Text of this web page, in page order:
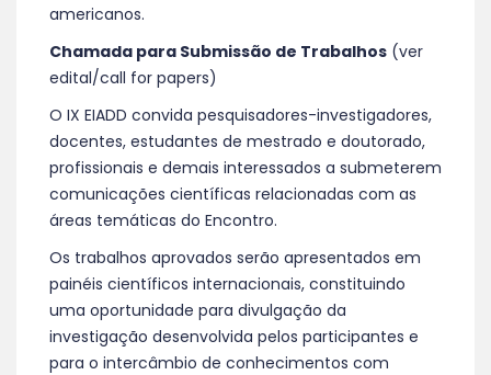
americanos.
Chamada para Submissão de Trabalhos (ver
edital/call for papers)
O IX EIADD convida pesquisadores-investigadores,
docentes, estudantes de mestrado e doutorado,
profissionais e demais interessados a submeterem
comunicações científicas relacionadas com as
áreas temáticas do Encontro.
Os trabalhos aprovados serão apresentados em
painéis científicos internacionais, constituindo
uma oportunidade para divulgação da
investigação desenvolvida pelos participantes e
para o intercâmbio de conhecimentos com